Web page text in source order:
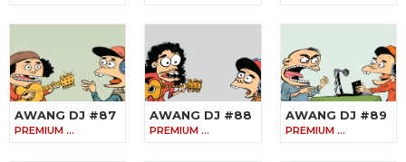
AWANG DJ #87
PREMIUM …
AWANG DJ #88
PREMIUM …
AWANG DJ #89
PREMIUM …